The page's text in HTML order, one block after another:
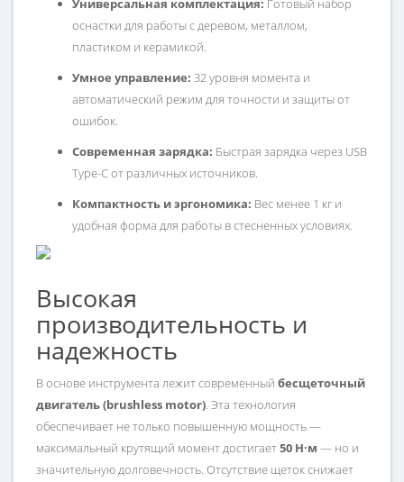
Универсальная комплектация: Готовый набор
оснастки для работы с деревом, металлом,
пластиком и керамикой.
Умное управление: 32 уровня момента и
автоматический режим для точности и защиты от
ошибок.
Современная зарядка: Быстрая зарядка через USB
Type-C от различных источников.
Компактность и эргономика: Вес менее 1 кг и
удобная форма для работы в стесненных условиях.
Высокая
производительность и
надежность
В основе инструмента лежит современный бесщеточный
двигатель (brushless motor). Эта технология
обеспечивает не только повышенную мощность —
максимальный крутящий момент достигает50 Н·м — но и
значительную долговечность. Отсутствие щеток снижает